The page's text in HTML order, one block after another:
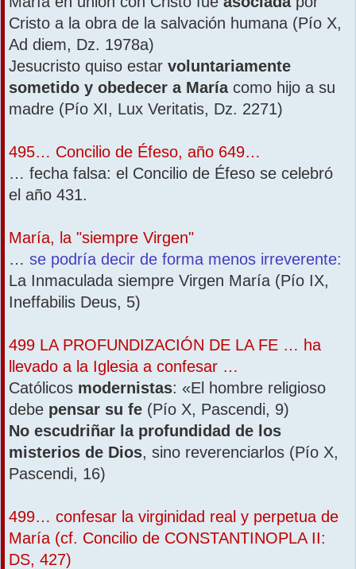
Cristo a la obra de la salvación humana (Pío X,
Ad diem, Dz. 1978a)
Jesucristo quiso estar voluntariamente
sometido y obedecer a Maríacomo hijo a su
madre (Pío XI, Lux Veritatis, Dz. 2271)
495… Concilio de Éfeso, año 649…
… fecha falsa: el Concilio de Éfeso se celebró
el año 431.
María, la "siempre Virgen"
… se podría decir de forma menos irreverente:
La Inmaculada siempre Virgen María (Pío IX,
Ineffabilis Deus, 5)
499 LA PROFUNDIZACIÓN DE LA FE … ha
llevado a la Iglesia a confesar …
Católicos modernistas: «El hombre religioso
debe pensar su fe (Pío X, Pascendi, 9)
No escudriñar la profundidad de los
misterios de Dios, sino reverenciarlos (Pío X,
Pascendi, 16)
499… confesar la virginidad real y perpetua de
María (cf. Concilio de CONSTANTINOPLA II:
DS, 427)